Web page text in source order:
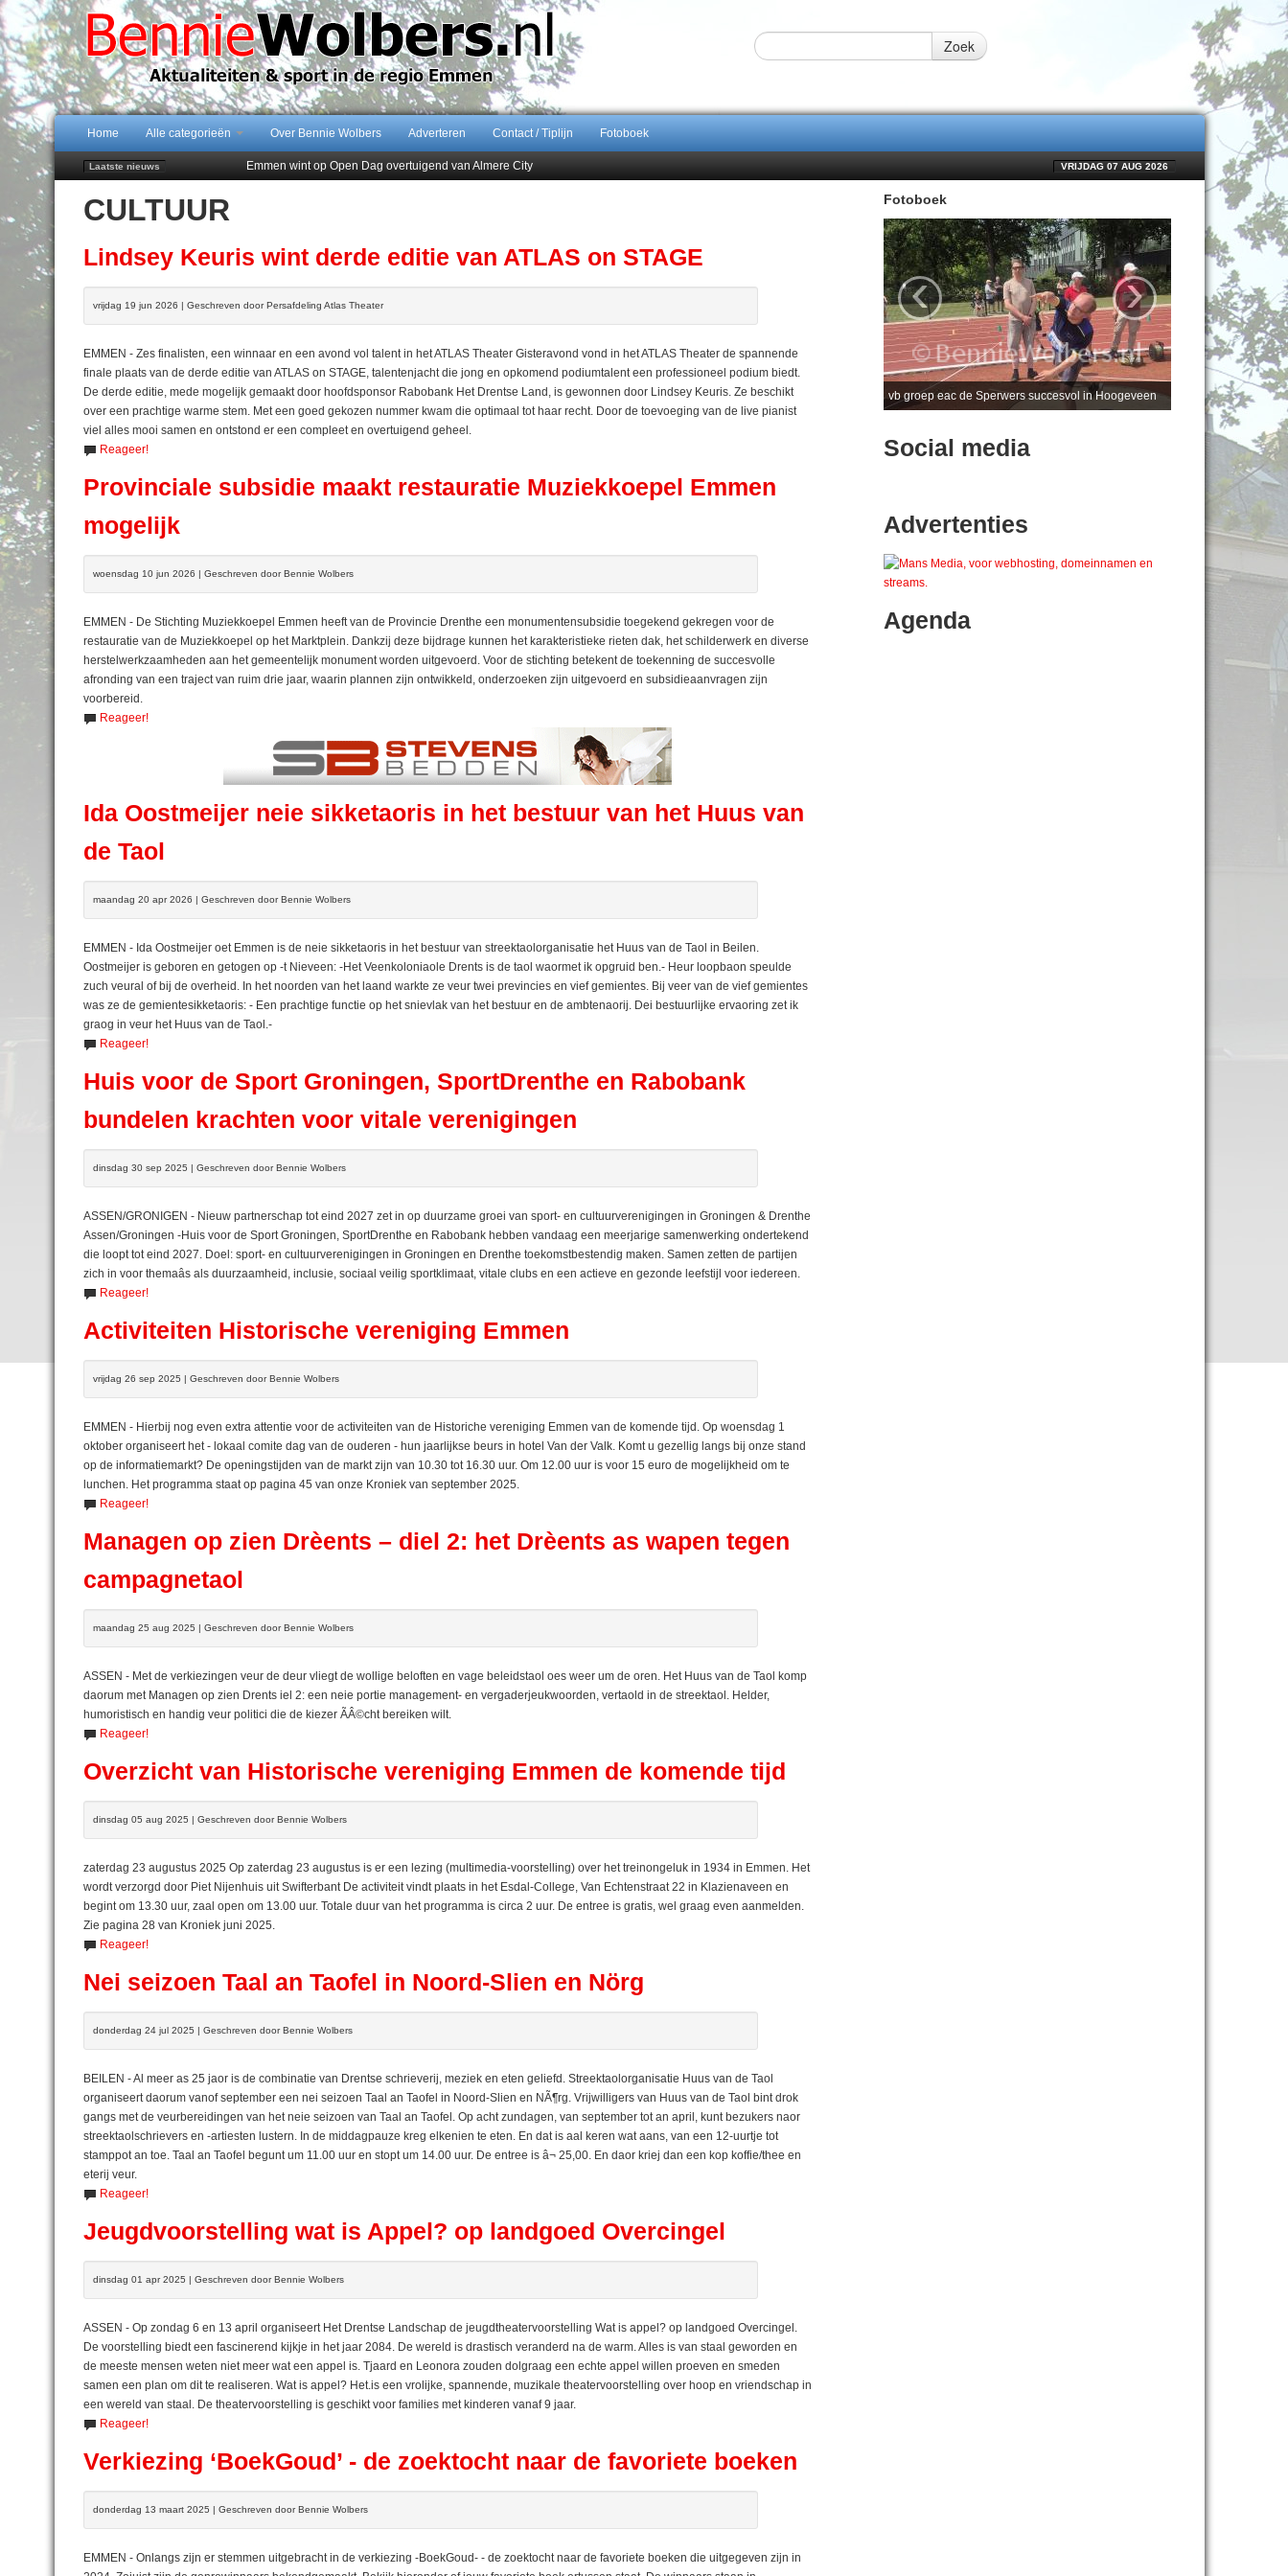
Zoek
Home Alle categorieën Over Bennie Wolbers Adverteren Contact / Tiplijn Fotoboek
Laatste nieuws
Emmen wint op Open Dag overtuigend van Almere City
VRIJDAG 07 AUG 2026
CULTUUR
Lindsey Keuris wint derde editie van ATLAS on STAGE
vrijdag 19 jun 2026 | Geschreven door Persafdeling Atlas Theater
EMMEN - Zes finalisten, een winnaar en een avond vol talent in het ATLAS Theater Gisteravond vond in het ATLAS Theater de spannende
finale plaats van de derde editie van ATLAS on STAGE, talentenjacht die jong en opkomend podiumtalent een professioneel podium biedt.
De derde editie, mede mogelijk gemaakt door hoofdsponsor Rabobank Het Drentse Land, is gewonnen door Lindsey Keuris. Ze beschikt
over een prachtige warme stem. Met een goed gekozen nummer kwam die optimaal tot haar recht. Door de toevoeging van de live pianist
viel alles mooi samen en ontstond er een compleet en overtuigend geheel.
Reageer!
Provinciale subsidie maakt restauratie Muziekkoepel Emmen
mogelijk
woensdag 10 jun 2026 | Geschreven door Bennie Wolbers
EMMEN - De Stichting Muziekkoepel Emmen heeft van de Provincie Drenthe een monumentensubsidie toegekend gekregen voor de
restauratie van de Muziekkoepel op het Marktplein. Dankzij deze bijdrage kunnen het karakteristieke rieten dak, het schilderwerk en diverse
herstelwerkzaamheden aan het gemeentelijk monument worden uitgevoerd. Voor de stichting betekent de toekenning de succesvolle
afronding van een traject van ruim drie jaar, waarin plannen zijn ontwikkeld, onderzoeken zijn uitgevoerd en subsidieaanvragen zijn
voorbereid.
Reageer!
Ida Oostmeijer neie sikketaoris in het bestuur van het Huus van
de Taol
maandag 20 apr 2026 | Geschreven door Bennie Wolbers
EMMEN - Ida Oostmeijer oet Emmen is de neie sikketaoris in het bestuur van streektaolorganisatie het Huus van de Taol in Beilen.
Oostmeijer is geboren en getogen op -t Nieveen: -Het Veenkoloniaole Drents is de taol waormet ik opgruid ben.- Heur loopbaon speulde
zuch veural of bij de overheid. In het noorden van het laand warkte ze veur twei previncies en vief gemientes. Bij veer van de vief gemientes
was ze de gemientesikketaoris: - Een prachtige functie op het snievlak van het bestuur en de ambtenaorij. Dei bestuurlijke ervaoring zet ik
graog in veur het Huus van de Taol.-
Reageer!
Huis voor de Sport Groningen, SportDrenthe en Rabobank
bundelen krachten voor vitale verenigingen
dinsdag 30 sep 2025 | Geschreven door Bennie Wolbers
ASSEN/GRONIGEN - Nieuw partnerschap tot eind 2027 zet in op duurzame groei van sport- en cultuurverenigingen in Groningen & Drenthe
Assen/Groningen -Huis voor de Sport Groningen, SportDrenthe en Rabobank hebben vandaag een meerjarige samenwerking ondertekend
die loopt tot eind 2027. Doel: sport- en cultuurverenigingen in Groningen en Drenthe toekomstbestendig maken. Samen zetten de partijen
zich in voor themaâs als duurzaamheid, inclusie, sociaal veilig sportklimaat, vitale clubs en een actieve en gezonde leefstijl voor iedereen.
Reageer!
Activiteiten Historische vereniging Emmen
vrijdag 26 sep 2025 | Geschreven door Bennie Wolbers
EMMEN - Hierbij nog even extra attentie voor de activiteiten van de Historiche vereniging Emmen van de komende tijd. Op woensdag 1
oktober organiseert het - lokaal comite dag van de ouderen - hun jaarlijkse beurs in hotel Van der Valk. Komt u gezellig langs bij onze stand
op de informatiemarkt? De openingstijden van de markt zijn van 10.30 tot 16.30 uur. Om 12.00 uur is voor 15 euro de mogelijkheid om te
lunchen. Het programma staat op pagina 45 van onze Kroniek van september 2025.
Reageer!
Managen op zien Drèents – diel 2: het Drèents as wapen tegen
campagnetaol
maandag 25 aug 2025 | Geschreven door Bennie Wolbers
ASSEN - Met de verkiezingen veur de deur vliegt de wollige beloften en vage beleidstaol oes weer um de oren. Het Huus van de Taol komp
daorum met Managen op zien Drents iel 2: een neie portie management- en vergaderjeukwoorden, vertaold in de streektaol. Helder,
humoristisch en handig veur politici die de kiezer ÃÂ©cht bereiken wilt.
Reageer!
Overzicht van Historische vereniging Emmen de komende tijd
dinsdag 05 aug 2025 | Geschreven door Bennie Wolbers
zaterdag 23 augustus 2025 Op zaterdag 23 augustus is er een lezing (multimedia-voorstelling) over het treinongeluk in 1934 in Emmen. Het
wordt verzorgd door Piet Nijenhuis uit Swifterbant De activiteit vindt plaats in het Esdal-College, Van Echtenstraat 22 in Klazienaveen en
begint om 13.30 uur, zaal open om 13.00 uur. Totale duur van het programma is circa 2 uur. De entree is gratis, wel graag even aanmelden.
Zie pagina 28 van Kroniek juni 2025.
Reageer!
Nei seizoen Taal an Taofel in Noord-Slien en Nörg
donderdag 24 jul 2025 | Geschreven door Bennie Wolbers
BEILEN - Al meer as 25 jaor is de combinatie van Drentse schrieverij, meziek en eten geliefd. Streektaolorganisatie Huus van de Taol
organiseert daorum vanof september een nei seizoen Taal an Taofel in Noord-Slien en NÃ¶rg. Vrijwilligers van Huus van de Taol bint drok
gangs met de veurbereidingen van het neie seizoen van Taal an Taofel. Op acht zundagen, van september tot an april, kunt bezukers naor
streektaolschrievers en -artiesten lustern. In de middagpauze kreg elkenien te eten. En dat is aal keren wat aans, van een 12-uurtje tot
stamppot an toe. Taal an Taofel begunt um 11.00 uur en stopt um 14.00 uur. De entree is â¬ 25,00. En daor kriej dan een kop koffie/thee en
eterij veur.
Reageer!
Jeugdvoorstelling wat is Appel? op landgoed Overcingel
dinsdag 01 apr 2025 | Geschreven door Bennie Wolbers
ASSEN - Op zondag 6 en 13 april organiseert Het Drentse Landschap de jeugdtheatervoorstelling Wat is appel? op landgoed Overcingel.
De voorstelling biedt een fascinerend kijkje in het jaar 2084. De wereld is drastisch veranderd na de warm. Alles is van staal geworden en
de meeste mensen weten niet meer wat een appel is. Tjaard en Leonora zouden dolgraag een echte appel willen proeven en smeden
samen een plan om dit te realiseren. Wat is appel? Het.is een vrolijke, spannende, muzikale theatervoorstelling over hoop en vriendschap in
een wereld van staal. De theatervoorstelling is geschikt voor families met kinderen vanaf 9 jaar.
Reageer!
Verkiezing ‘BoekGoud’ - de zoektocht naar de favoriete boeken
donderdag 13 maart 2025 | Geschreven door Bennie Wolbers
EMMEN - Onlangs zijn er stemmen uitgebracht in de verkiezing -BoekGoud- - de zoektocht naar de favoriete boeken die uitgegeven zijn in
Fotoboek
vb groep eac de Sperwers succesvol in Hoogeveen
‹ ›
Social media
Advertenties
Agenda